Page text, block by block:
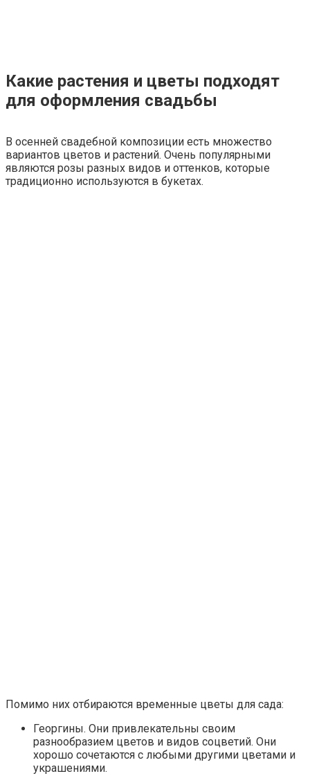
Какие растения и цветы подходят
для оформления свадьбы
В осенней свадебной композиции есть множество
вариантов цветов и растений. Очень популярными
являются розы разных видов и оттенков, которые
традиционно используются в букетах.
Помимо них отбираются временные цветы для сада:
Георгины. Они привлекательны своим
разнообразием цветов и видов соцветий. Они
хорошо сочетаются с любыми другими цветами и
украшениями.